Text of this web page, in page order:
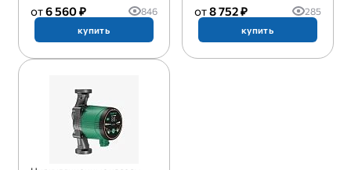
6 560 ₽
846
купить
8 752 ₽
285
купить